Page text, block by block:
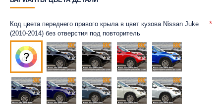
Код цвета переднего правого крыла в цвет кузова Nissan Juke
(2010-2014) без отверстия под повторитель